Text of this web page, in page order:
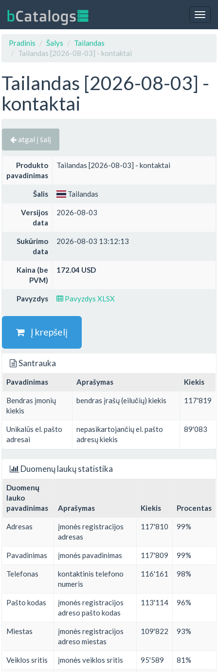
Pradinis
Šalys
Tailandas
Tailandas [2026-08-03] - kontaktai
Tailandas [2026-08-03] -
kontaktai
atgal į šalį
Produkto
pavadinimas
Tailandas [2026-08-03] - kontaktai
Šalis Tailandas
Versijos
data
2026-08-03
Sukūrimo
data
2026-08-03 13:12:13
Kaina (be
PVM)
172.04 USD
Pavyzdys Pavyzdys XLSX
Į krepšelį
Santrauka
Pavadinimas Aprašymas Kiekis
Bendras įmonių
kiekis
bendras įrašų (eilučių) kiekis 117'819
Unikalūs el. pašto
adresai
nepasikartojančių el. pašto
adresų kiekis
89'083
Duomenų laukų statistika
Duomenų
lauko
pavadinimas
Aprašymas Kiekis Procentas
Adresas
įmonės registracijos
adresas
117'810 99%
Pavadinimas įmonės pavadinimas 117'809 99%
Telefonas
kontaktinis telefono
numeris
116'161 98%
Pašto kodas
įmonės registracijos
adreso pašto kodas
113'114 96%
Miestas
įmonės registracijos
adreso miestas
109'822 93%
Veiklos sritis įmonės veiklos sritis 95'589 81%